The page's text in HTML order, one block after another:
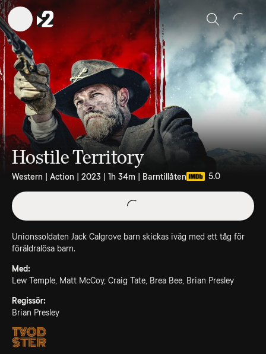
Sök
Hostile Territory
Western | Action | 2023 | 1h 34m | Barntillåten 5.0
Unionssoldaten Jack Calgrove barn skickas iväg med ett tåg för
föräldralösa barn.
Med:
Lew Temple, Matt McCoy, Craig Tate, Brea Bee, Brian Presley
Regissör:
Brian Presley